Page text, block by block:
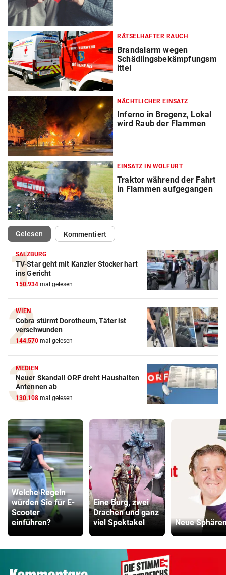
RÄTSELHAFTER RAUCH
Brandalarm wegen
Schädlingsbekämpfungsm
ittel
NÄCHTLICHER EINSATZ
Inferno in Bregenz, Lokal
wird Raub der Flammen
EINSATZ IN WOLFURT
Traktor während der Fahrt
in Flammen aufgegangen
Gelesen(ausgewählt)Kommentiert
SALZBURG
TV-Star geht mit Kanzler Stocker hart
ins Gericht
150.934 mal gelesen
WIEN
Cobra stürmt Dorotheum, Täter ist
verschwunden
144.570 mal gelesen
MEDIEN
Neuer Skandal! ORF dreht Haushalten
Antennen ab
130.108 mal gelesen
Welche Regeln
würden Sie für E-
Scooter
einführen?
Eine Burg, zwei
Drachen und ganz
viel Spektakel
Neue